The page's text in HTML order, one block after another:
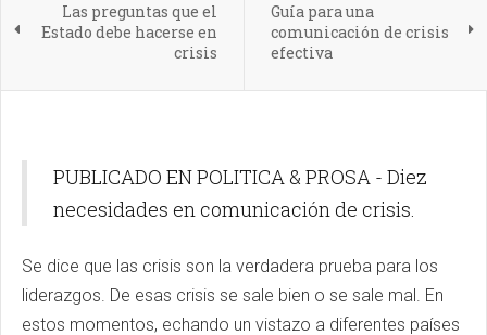
Las preguntas que el
Estado debe hacerse en
crisis
Guía para una
comunicación de crisis
efectiva
PUBLICADO EN POLITICA & PROSA - Diez
necesidades en comunicación de crisis.
Se dice que las crisis son la verdadera prueba para los
liderazgos. De esas crisis se sale bien o se sale mal. En
estos momentos, echando un vistazo a diferentes países